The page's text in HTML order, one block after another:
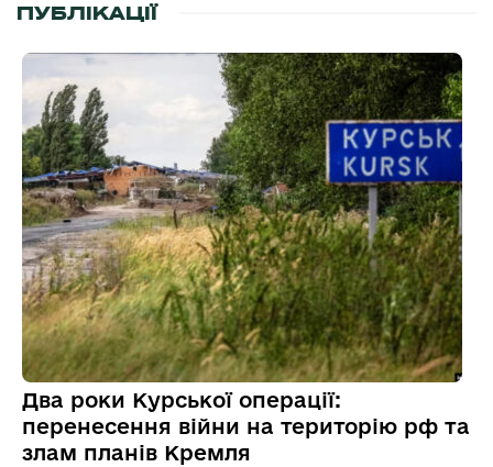
ПУБЛІКАЦІЇ
Два роки Курської операції:
перенесення війни на територію рф та
злам планів Кремля